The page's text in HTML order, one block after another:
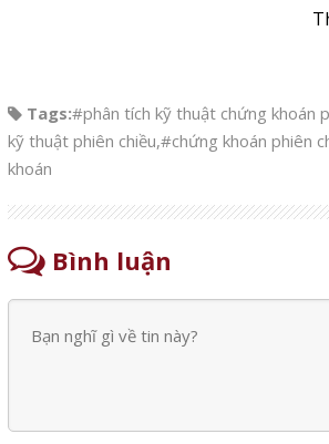
Tags:#phân tích kỹ thuật chứng khoán
kỹ thuật phiên chiều,#chứng khoán phiên
khoán
Bình luận